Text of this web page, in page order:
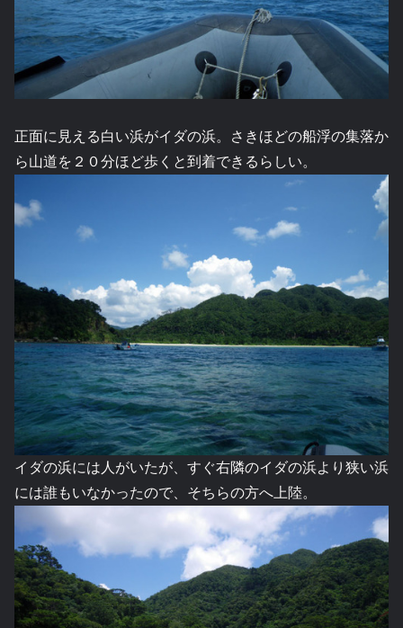
正面に見える白い浜がイダの浜。さきほどの船浮の集落か
ら山道を２０分ほど歩くと到着できるらしい。
イダの浜には人がいたが、すぐ右隣のイダの浜より狭い浜
には誰もいなかったので、そちらの方へ上陸。